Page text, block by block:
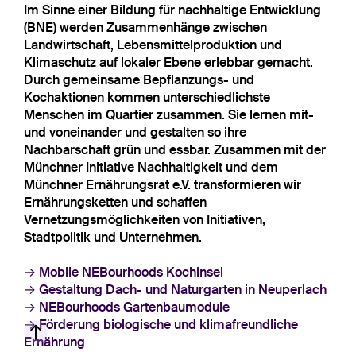
Im Sinne einer Bildung für nachhaltige Entwicklung
(BNE) werden Zusammenhänge zwischen
Landwirtschaft, Lebensmittelproduktion und
Klimaschutz auf lokaler Ebene erlebbar gemacht.
Durch gemeinsame Bepflanzungs- und
Kochaktionen kommen unterschiedlichste
Menschen im Quartier zusammen. Sie lernen mit-
und voneinander und gestalten so ihre
Nachbarschaft grün und essbar. Zusammen mit der
Münchner Initiative Nachhaltigkeit und dem
Münchner Ernährungsrat e.V. transformieren wir
Ernährungsketten und schaffen
Vernetzungsmöglichkeiten von Initiativen,
Stadtpolitik und Unternehmen.
Mobile NEBourhoods Kochinsel
Gestaltung Dach- und Naturgarten in Neuperlach
NEBourhoods Gartenbaumodule
Förderung biologische und klimafreundliche
Ernährung